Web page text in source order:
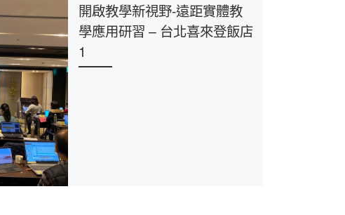
開啟教學新視野-遠距實體教
學應用研習 – 台北喜來登飯店
1